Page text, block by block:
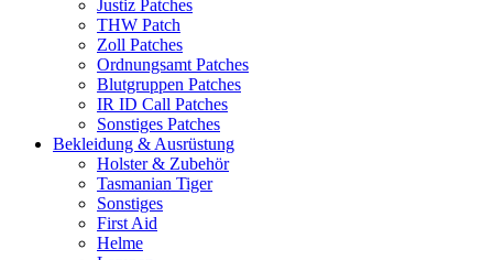
Justiz Patches
THW Patch
Zoll Patches
Ordnungsamt Patches
Blutgruppen Patches
IR ID Call Patches
Sonstiges Patches
Bekleidung & Ausrüstung
Holster & Zubehör
Tasmanian Tiger
Sonstiges
First Aid
Helme